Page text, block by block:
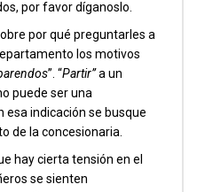
por favor díganoslo.
por qué preguntarles a
los motivos
”. “Partir”a un
puede ser una
esa indicación se busque
de la concesionaria.
hay cierta tensión en el
se sienten